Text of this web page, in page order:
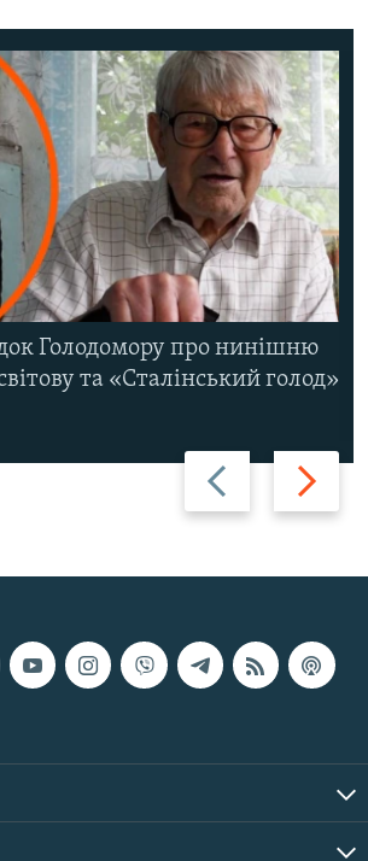
Назад Вперед
Голодомору про нинішню
та «Сталінський голод»